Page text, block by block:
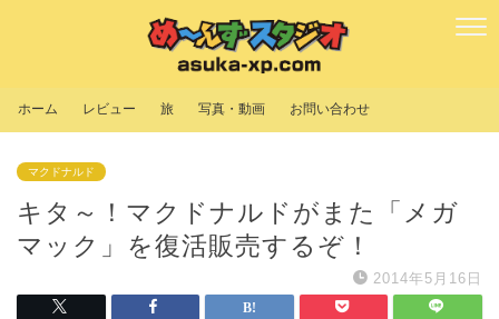
ホーム レビュー 旅 写真・動画 お問い合わせ
マクドナルド
キタ～！マクドナルドがまた「メガ
マック」を復活販売するぞ！
2014年5月16日